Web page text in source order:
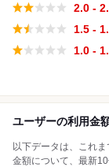
2.0 -
1.5 -
1.0 -
ユーザーの利用金
以下データは、これ
金額について、最新10